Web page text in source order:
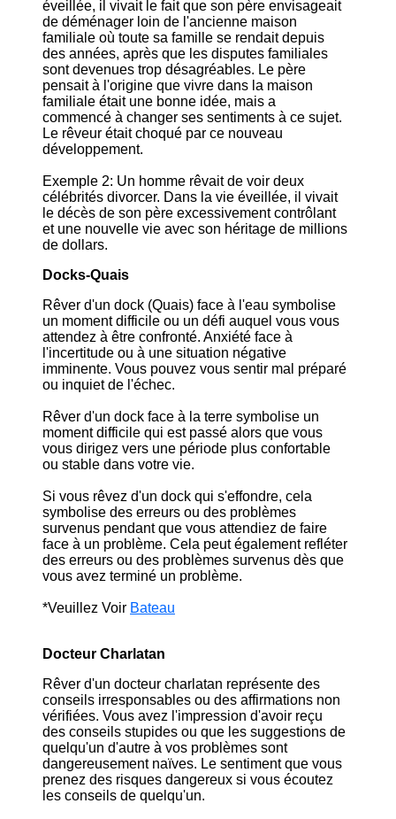
éveillée, il vivait le fait que son père envisageait
de déménager loin de l'ancienne maison
familiale où toute sa famille se rendait depuis
des années, après que les disputes familiales
sont devenues trop désagréables. Le père
pensait à l'origine que vivre dans la maison
familiale était une bonne idée, mais a
commencé à changer ses sentiments à ce sujet.
Le rêveur était choqué par ce nouveau
développement.
Exemple 2: Un homme rêvait de voir deux
célébrités divorcer. Dans la vie éveillée, il vivait
le décès de son père excessivement contrôlant
et une nouvelle vie avec son héritage de millions
de dollars.
Docks-Quais
Rêver d'un dock (Quais) face à l'eau symbolise
un moment difficile ou un défi auquel vous vous
attendez à être confronté. Anxiété face à
l'incertitude ou à une situation négative
imminente. Vous pouvez vous sentir mal préparé
ou inquiet de l'échec.
Rêver d'un dock face à la terre symbolise un
moment difficile qui est passé alors que vous
vous dirigez vers une période plus confortable
ou stable dans votre vie.
Si vous rêvez d'un dock qui s'effondre, cela
symbolise des erreurs ou des problèmes
survenus pendant que vous attendiez de faire
face à un problème. Cela peut également refléter
des erreurs ou des problèmes survenus dès que
vous avez terminé un problème.
*Veuillez Voir Bateau
Docteur Charlatan
Rêver d'un docteur charlatan représente des
conseils irresponsables ou des affirmations non
vérifiées. Vous avez l'impression d'avoir reçu
des conseils stupides ou que les suggestions de
quelqu'un d'autre à vos problèmes sont
dangereusement naïves. Le sentiment que vous
prenez des risques dangereux si vous écoutez
les conseils de quelqu'un.